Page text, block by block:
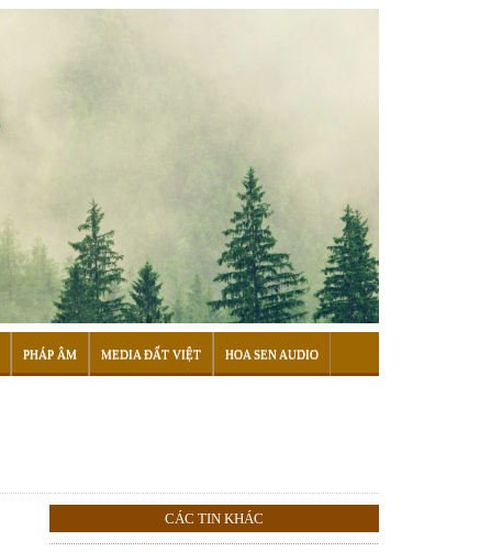
PHÁP ÂM MEDIA ĐẤT VIỆT HOA SEN AUDIO
CÁC TIN KHÁC